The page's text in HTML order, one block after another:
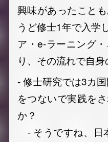
興味があったこと
うど修士1年で入学
ア・e-ラーニング
り、その流れで自
- 修士研究では3カ
をつないで実践を
か？
- そうですね、日